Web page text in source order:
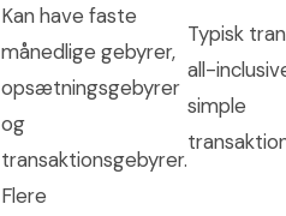
Kan have faste
månedlige gebyrer,
opsætningsgebyrer
og
transaktionsgebyrer.
Typisk
all-
simple
Flere